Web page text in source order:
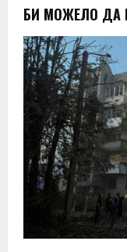
БИ МОЖЕЛО ДА